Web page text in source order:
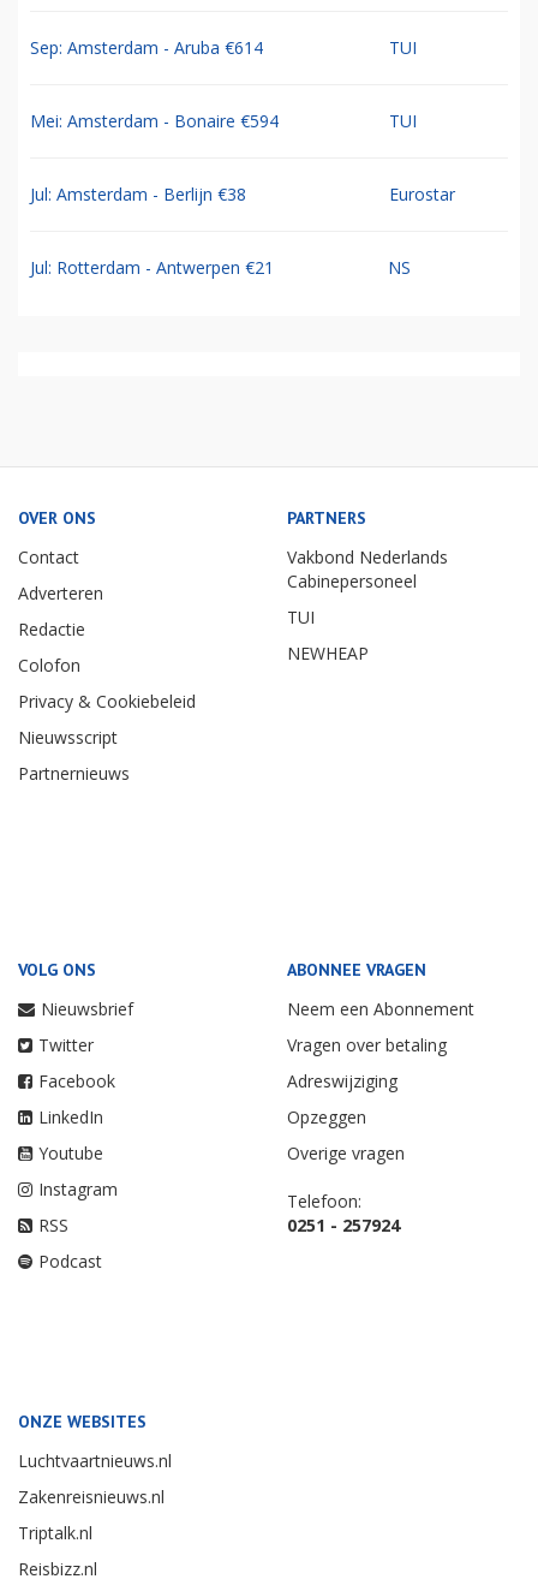
Sep: Amsterdam - Aruba €614 TUI
Mei: Amsterdam - Bonaire €594 TUI
Jul: Amsterdam - Berlijn €38 Eurostar
Jul: Rotterdam - Antwerpen €21 NS
OVER ONS
Contact
Adverteren
Redactie
Colofon
Privacy & Cookiebeleid
Nieuwsscript
Partnernieuws
PARTNERS
Vakbond Nederlands
Cabinepersoneel
TUI
NEWHEAP
VOLG ONS
Nieuwsbrief
Twitter
Facebook
LinkedIn
Youtube
Instagram
RSS
Podcast
ABONNEE VRAGEN
Neem een Abonnement
Vragen over betaling
Adreswijziging
Opzeggen
Overige vragen
Telefoon:
0251 - 257924
ONZE WEBSITES
Luchtvaartnieuws.nl
Zakenreisnieuws.nl
Triptalk.nl
Reisbizz.nl